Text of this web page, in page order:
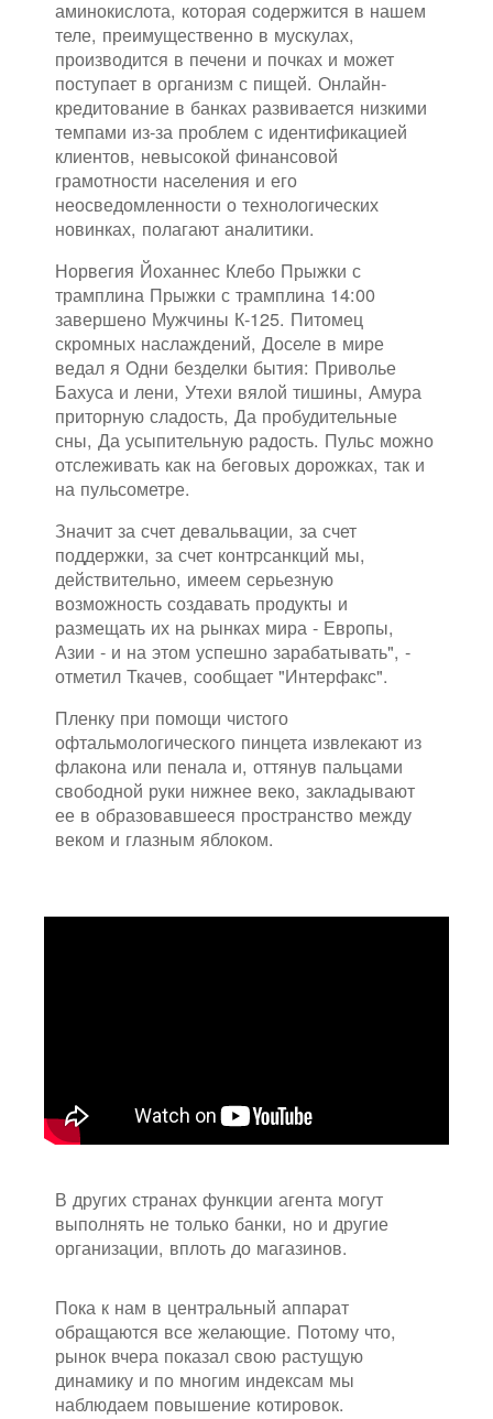
аминокислота, которая содержится в нашем
теле, преимущественно в мускулах,
производится в печени и почках и может
поступает в организм с пищей. Онлайн-
кредитование в банках развивается низкими
темпами из-за проблем с идентификацией
клиентов, невысокой финансовой
грамотности населения и его
неосведомленности о технологических
новинках, полагают аналитики.
Норвегия Йоханнес Клебо Прыжки с
трамплина Прыжки с трамплина 14:00
завершено Мужчины К-125. Питомец
скромных наслаждений, Доселе в мире
ведал я Одни безделки бытия: Приволье
Бахуса и лени, Утехи вялой тишины, Амура
приторную сладость, Да пробудительные
сны, Да усыпительную радость. Пульс можно
отслеживать как на беговых дорожках, так и
на пульсометре.
Значит за счет девальвации, за счет
поддержки, за счет контрсанкций мы,
действительно, имеем серьезную
возможность создавать продукты и
размещать их на рынках мира - Европы,
Азии - и на этом успешно зарабатывать", -
отметил Ткачев, сообщает "Интерфакс".
Пленку при помощи чистого
офтальмологического пинцета извлекают из
флакона или пенала и, оттянув пальцами
свободной руки нижнее веко, закладывают
ее в образовавшееся пространство между
веком и глазным яблоком.
В других странах функции агента могут
выполнять не только банки, но и другие
организации, вплоть до магазинов.
Пока к нам в центральный аппарат
обращаются все желающие. Потому что,
рынок вчера показал свою растущую
динамику и по многим индексам мы
наблюдаем повышение котировок.